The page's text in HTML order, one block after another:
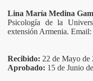
Lina María Medina
Psicología de la
extensión Armenia.
Recibido: 22 de Mayo de
Aprobado: 15 de Junio